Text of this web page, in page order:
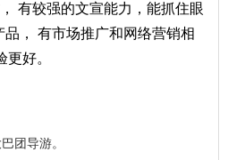
有较强的文宣能力，能抓住眼
， 有市场推广和网络营销相
更好。
团导游。